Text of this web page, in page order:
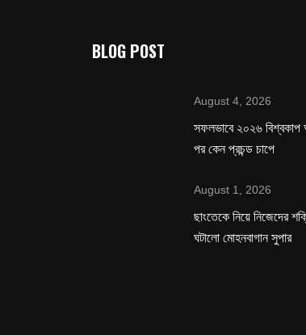
BLOG POST
August 4, 2026
সফলভাবে ২০২৬
পর কেন প্রচন্ড চাপে
August 1, 2026
ছাংতেকে নিয়ে নিজেদের
ঘটালো মোহনবাগান সুপার